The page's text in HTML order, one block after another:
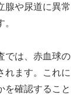
腺や尿道に異常
では、赤血球の
れます。これに
を確認すること